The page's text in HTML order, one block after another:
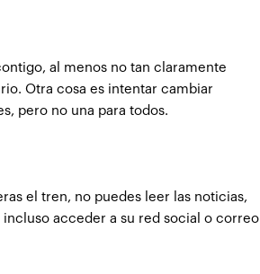
al menos no tan claramente
Otra cosa es intentar cambiar
pero no una para todos.
el tren, no puedes leer las noticias,
acceder a su red social o correo